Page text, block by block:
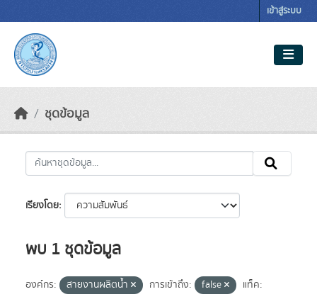
เข้าสู่ระบบ
ชุดข้อมูล
เรียงโดย
พบ 1 ชุดข้อมูล
องค์กร: สายงานผลิตน้ำ การเข้าถึง: false
แท็ค: